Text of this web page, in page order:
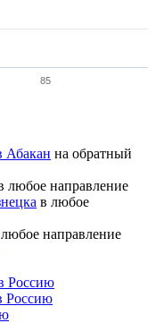
85
Абакан на обратный
любое направление
в любое
направление
Россию
Россию